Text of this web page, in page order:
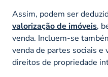
Assim, podem ser
valorização de imóveis,
venda. Incluem-se
venda de partes sociais
direitos de propriedade